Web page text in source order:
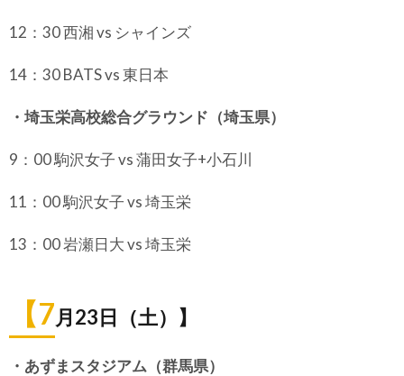
12：30 西湘 vs シャインズ
14：30 BATS vs 東日本
・埼玉栄高校総合グラウンド（埼玉県）
9：00 駒沢女子 vs 蒲田女子+小石川
11：00 駒沢女子 vs 埼玉栄
13：00 岩瀬日大 vs 埼玉栄
【7月23日（土）】
・あずまスタジアム（群馬県）